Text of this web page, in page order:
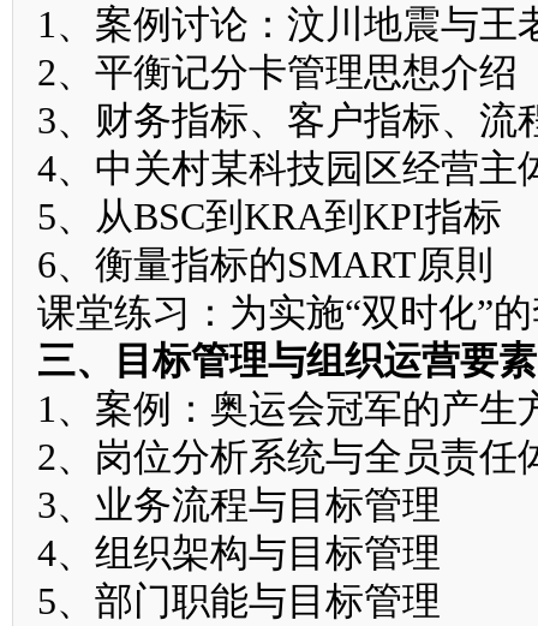
1、案例讨论：汶川地震与王
2、平衡记分卡管理思想介绍
3、财务指标、客户指标、
4、中关村某科技园区经营主
5、从BSC到KRA到KPI指标
6、衡量指标的SMART原則
课堂练习：为实施“双时化”
三、目标管理与组织运营要素
1、案例：奥运会冠军的产生
2、岗位分析系统与全员责任
3、业务流程与目标管理
4、组织架构与目标管理
5、部门职能与目标管理